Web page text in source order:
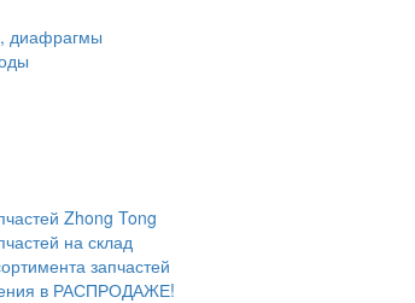
диафрагмы
Zhong Tong
на склад
запчастей
в РАСПРОДАЖЕ!